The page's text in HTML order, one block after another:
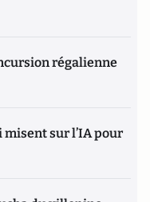
régalienne
misent sur l’IA pour